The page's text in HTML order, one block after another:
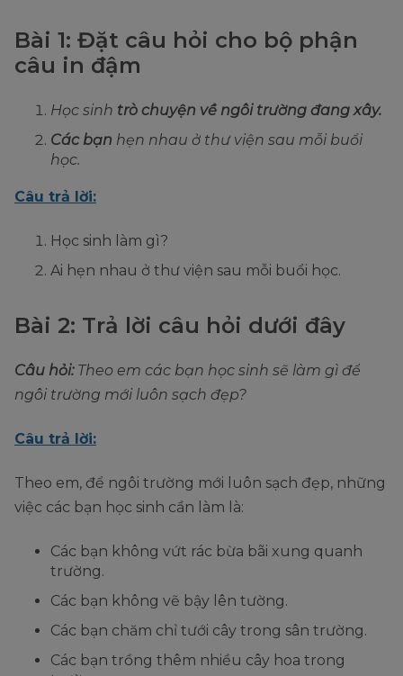
Bài 1: Đặt câu hỏi cho bộ phận
câu in đậm
Học sinh trò chuyện về ngôi trường đang xây.
Các bạn hẹn nhau ở thư viện sau mỗi buổi
học.
Câu trả lời:
Học sinh làm gì?
Ai hẹn nhau ở thư viện sau mỗi buổi học.
Bài 2: Trả lời câu hỏi dưới đây
Câu hỏi: Theo em các bạn học sinh sẽ làm gì để
ngôi trường mới luôn sạch đẹp?
Câu trả lời:
Theo em, để ngôi trường mới luôn sạch đẹp, những
việc các bạn học sinh cần làm là:
Các bạn không vứt rác bừa bãi xung quanh
trường.
Các bạn không vẽ bậy lên tường.
Các bạn chăm chỉ tưới cây trong sân trường.
Các bạn trồng thêm nhiều cây hoa trong